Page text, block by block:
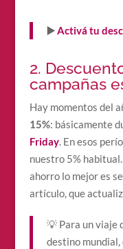
▶️Activá tu
2.
campañas
Hay momentos del
15%: básicamente
Friday. En esos
nuestro 5%
ahorro lo mejor es
artículo, que
💡 Para un viaje
destino mundial,